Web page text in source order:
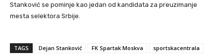
Stanković se pominje kao jedan od kandidata za preuzimanje
mesta selektora Srbije.
TAGS Dejan Stanković FK Spartak Moskva sportskacentrala